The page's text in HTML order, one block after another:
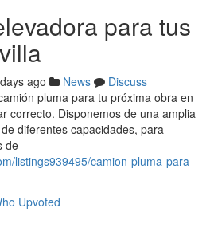
para tus
ago News
Discuss
pluma para tu próxima obra en
correcto. Disponemos de una amplia
diferentes capacidades, para
de
listings939495/camion-pluma-para-
Upvoted